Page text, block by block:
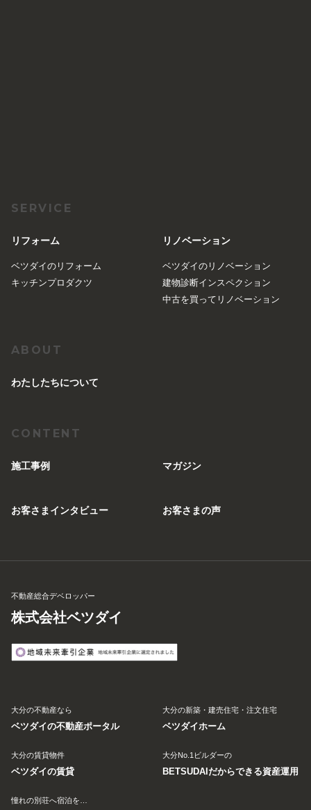
SERVICE
リフォーム
ベツダイのリフォーム
キッチンプロダクツ
リノベーション
ベツダイのリノベーション
建物診断インスペクション
中古を買ってリノベーション
ABOUT
︎わたしたちについて
CONTENT
施工事例 マガジン
お客さまインタビュー お客さまの声
不動産総合デベロッパー
株式会社ベツダイ
大分の不動産なら
ベツダイの不動産ポータル
大分の新築・建売住宅・注文住宅
ベツダイホーム
大分の賃貸物件
ベツダイの賃貸
大分No.1ビルダーの
BETSUDAIだからできる資産運用
憧れの別荘へ宿泊を…